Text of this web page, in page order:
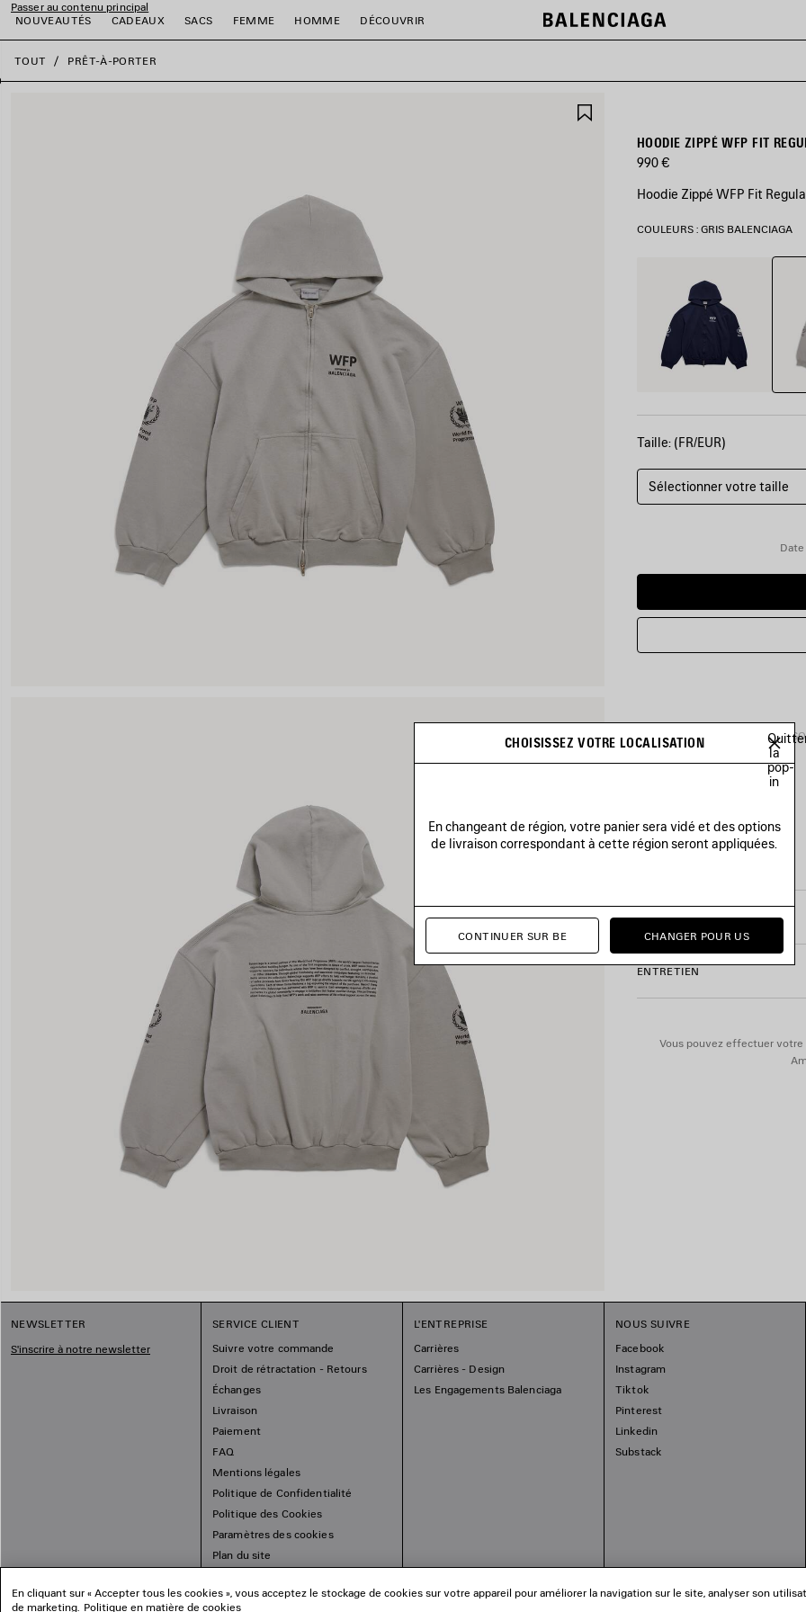
Passer au contenu principal
NOUVEAUTÉS
CADEAUX SACS FEMME HOMME DÉCOUVRIR
fermer la bannière
TOUT PRÊT-À-PORTER
FAVORISHOODIE ZIPPÉ WFP FIT
990 €
Hoodie Zippé WFP Fit
COULEURS : GRIS BALENCIAGA
Gris
Taille: (FR/EUR)
Sélectionner votre taille
DÉTAILS DU PRODUIT
• 1 poche kangourou
• Poignets et taille côtelés
Matière principale : 100 %
Voir plus
TAILLE & COUPE
ENTRETIEN
Vous pouvez effectuer votre
NEWSLETTER
S'inscrire à notre newsletter
SERVICE CLIENT
Suivre votre commande
Droit de rétractation - Retours
Échanges
Livraison
Paiement
FAQ
Mentions légales
Politique de Confidentialité
Politique des Cookies
Paramètres des cookies
Plan du site
L'ENTREPRISE
Carrières
Carrières - Design
Les Engagements Balenciaga
NOUS SUIVRE
Facebook
Instagram
Tiktok
Pinterest
Linkedin
Substack
CHOISISSEZ VOTRE LOCALISATION
la
pop-
in
En changeant de région, votre panier sera vidé et des options
de livraison correspondant à cette région seront appliquées.
CONTINUER SUR BE CHANGER POUR US
En cliquant sur « Accepter tous les cookies », vous acceptez le stockage de cookies sur votre appareil pour améliorer la navigation sur le site, analyser son
de marketing. Politique en matière de cookies